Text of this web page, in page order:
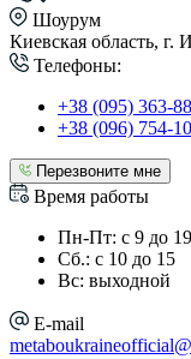
Шоурум
Киевская область, г.
Телефоны:
+38 (095) 363-
+38 (096) 754-
Перезвоните мне
Время работы
Пн-Пт: с 9 до 19
Сб.: с 10 до 15
Вс: выходной
E-mail